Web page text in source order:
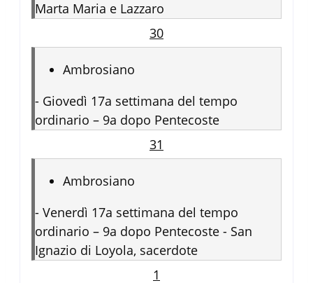
Marta Maria e Lazzaro
30
Ambrosiano
- Giovedì 17a settimana del tempo
ordinario – 9a dopo Pentecoste
31
Ambrosiano
- Venerdì 17a settimana del tempo
ordinario – 9a dopo Pentecoste - San
Ignazio di Loyola, sacerdote
1